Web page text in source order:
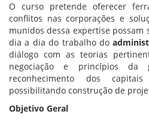
O curso pretende oferecer
conflitos nas corporações e
munidos dessa expertise possam
dia a dia do trabalho do
diálogo com as teorias
negociação e princípios da
reconhecimento dos
possibilitando construção de
Objetivo Geral